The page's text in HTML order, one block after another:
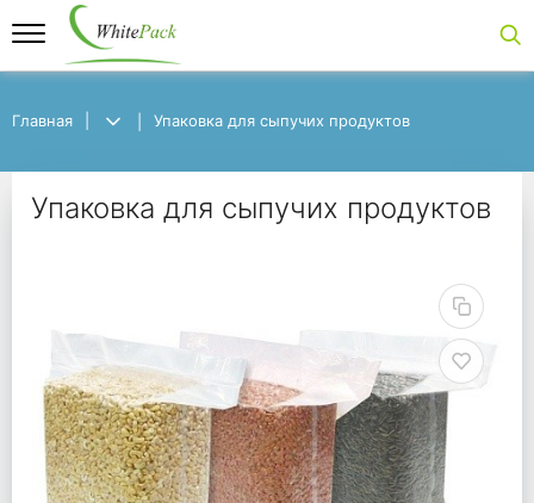
Главная
Упаковка для сыпучих продуктов
Упаковка для
Главная Упаковка для сыпучих продуктов
Упаковка для сыпучих продуктов